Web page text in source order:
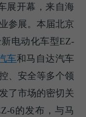
展开幕，来自海
参展。本届北京
电动化车型EZ-
车和马自达汽车
、安全等多个领
了市场的密切关
6的发布，与马